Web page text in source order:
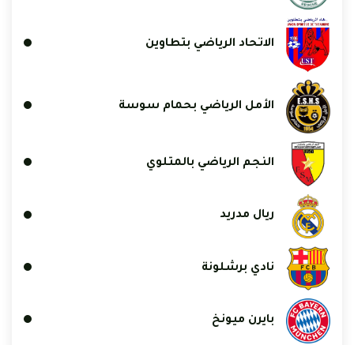
الاتحاد الرياضي بتطاوين
الأمل الرياضي بحمام سوسة
النجم الرياضي بالمتلوي
ريال مدريد
نادي برشلونة
بايرن ميونخ